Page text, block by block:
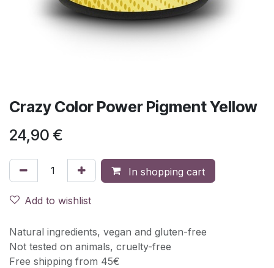
Crazy Color Power Pigment Yellow
24,90 €
In shopping cart
Add to wishlist
Natural ingredients, vegan and gluten-free
Not tested on animals, cruelty-free
Free shipping from 45€